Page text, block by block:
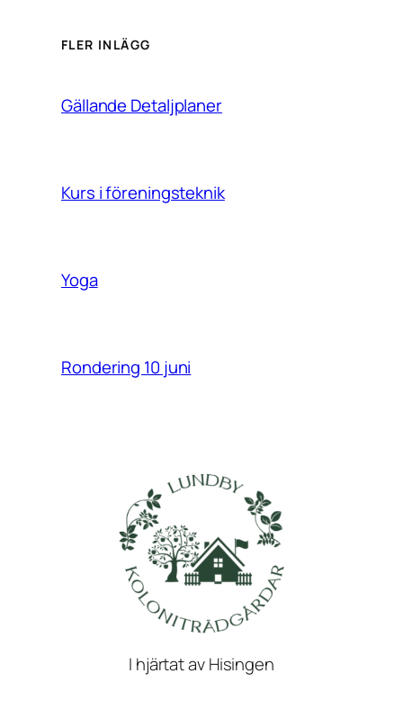
FLER INLÄGG
Gällande Detaljplaner
Kurs i föreningsteknik
Yoga
Rondering 10 juni
I hjärtat av Hisingen